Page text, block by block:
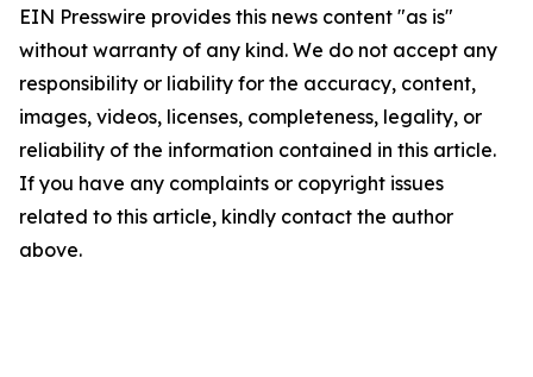
EIN Presswire provides this news content "as is"
without warranty of any kind. We do not accept any
responsibility or liability for the accuracy, content,
images, videos, licenses, completeness, legality, or
reliability of the information contained in this article.
If you have any complaints or copyright issues
related to this article, kindly contact the author
above.